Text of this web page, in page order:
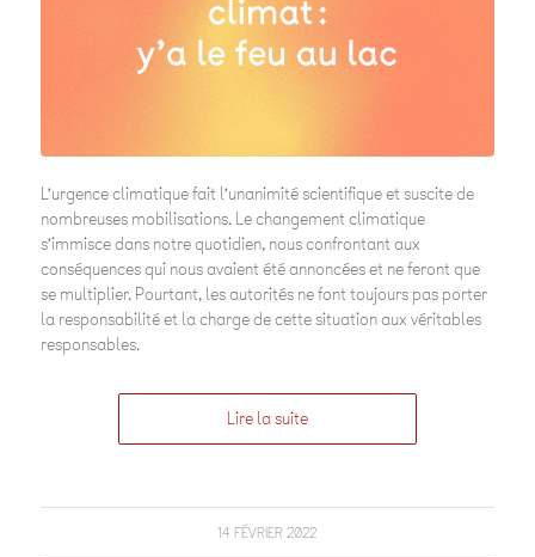
L’urgence climatique fait l’unanimité scientifique et suscite de
nombreuses mobilisations. Le changement climatique
s’immisce dans notre quotidien, nous confrontant aux
conséquences qui nous avaient été annoncées et ne feront que
se multiplier. Pourtant, les autorités ne font toujours pas porter
la responsabilité et la charge de cette situation aux véritables
responsables.
Lire la suite
14 FÉVRIER 2022